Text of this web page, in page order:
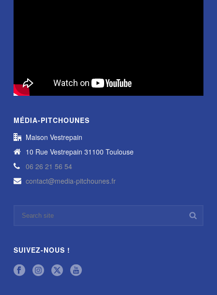
MÉDIA-PITCHOUNES
Maison Vestrepain
10 Rue Vestrepain 31100 Toulouse
06 26 21 56 54
contact@media-pitchounes.fr
SUIVEZ-NOUS !